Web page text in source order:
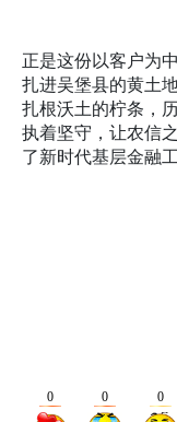
正是这份以客户为
扎进吴堡县的黄土
扎根沃土的柠条，
执着坚守，让农信
了新时代基层金融